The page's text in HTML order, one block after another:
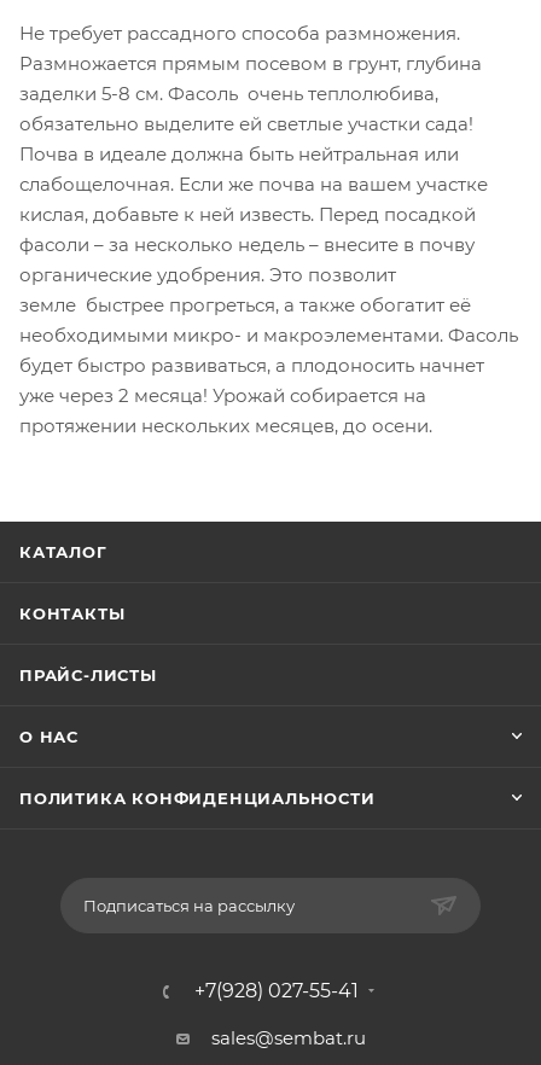
Не требует рассадного способа размножения.
Размножается прямым посевом в грунт, глубина
заделки 5-8 см. Фасоль очень теплолюбива,
обязательно выделите ей светлые участки сада!
Почва в идеале должна быть нейтральная или
слабощелочная. Если же почва на вашем участке
кислая, добавьте к ней известь. Перед посадкой
фасоли – за несколько недель – внесите в почву
органические удобрения. Это позволит
земле быстрее прогреться, а также обогатит её
необходимыми микро- и макроэлементами. Фасоль
будет быстро развиваться, а плодоносить начнет
уже через 2 месяца! Урожай собирается на
протяжении нескольких месяцев, до осени.
КАТАЛОГ
КОНТАКТЫ
ПРАЙС-ЛИСТЫ
О НАС
ПОЛИТИКА КОНФИДЕНЦИАЛЬНОСТИ
Подписаться на рассылку
+7(928) 027-55-41
sales@sembat.ru